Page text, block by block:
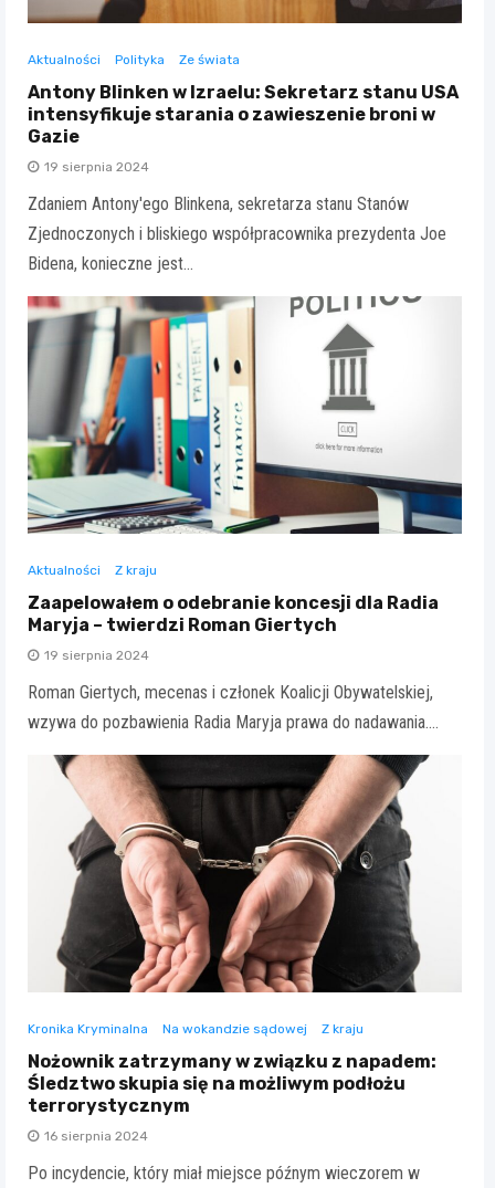
Aktualności Polityka Ze świata
Antony Blinken w Izraelu: Sekretarz stanu USA
intensyfikuje starania o zawieszenie broni w
Gazie
19 sierpnia 2024
Zdaniem Antony'ego Blinkena, sekretarza stanu Stanów
Zjednoczonych i bliskiego współpracownika prezydenta Joe
Bidena, konieczne jest…
Aktualności Z kraju
Zaapelowałem o odebranie koncesji dla Radia
Maryja – twierdzi Roman Giertych
19 sierpnia 2024
Roman Giertych, mecenas i członek Koalicji Obywatelskiej,
wzywa do pozbawienia Radia Maryja prawa do nadawania.…
Kronika Kryminalna Na wokandzie sądowej Z kraju
Nożownik zatrzymany w związku z napadem:
Śledztwo skupia się na możliwym podłożu
terrorystycznym
16 sierpnia 2024
Po incydencie, który miał miejsce późnym wieczorem w